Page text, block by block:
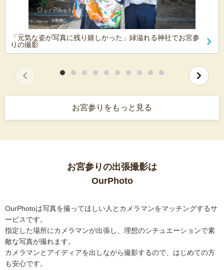
「元気な姿が写真に残り嬉しかった」緑溢れる神社でお宮参
りの撮影
お宮参りをもっと見る
お宮参りの出張撮影は
OurPhoto
OurPhotoは写真を撮ってほしい人とカメラマンをマッチングするサ
ービスです。
指定した場所にカメラマンが出張し、理想のシチュエーションで素
敵な写真が撮れます。
カメラマンとアイディアを出しながら撮影するので、はじめての方
も安心です。